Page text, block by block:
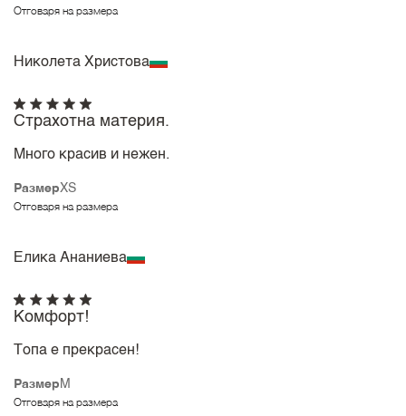
Отговаря на размера
Николета Христова
РазмерXS
Отговаря на размера
Страхотна материя.
Много красив и нежен.
Елика Ананиева
Размер M
Отговаря на размера
Комфорт!
Топа е прекрасен!